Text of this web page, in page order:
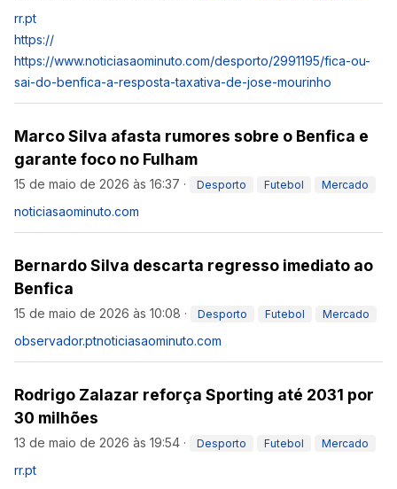
rr.pt
https://
https://www.noticiasaominuto.com/desporto/2991195/fica-ou-
sai-do-benfica-a-resposta-taxativa-de-jose-mourinho
Marco Silva afasta rumores sobre o Benfica e
garante foco no Fulham
15 de maio de 2026 às 16:37 · Desporto Futebol Mercado
noticiasaominuto.com
Bernardo Silva descarta regresso imediato ao
Benfica
15 de maio de 2026 às 10:08 · Desporto Futebol Mercado
observador.ptnoticiasaominuto.com
Rodrigo Zalazar reforça Sporting até 2031 por
30 milhões
13 de maio de 2026 às 19:54 · Desporto Futebol Mercado
rr.pt